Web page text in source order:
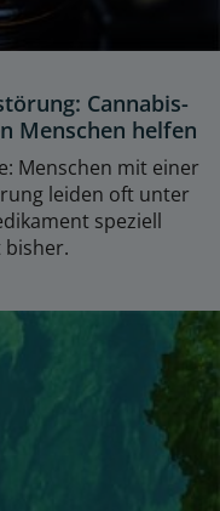
Cannabis-
Menschen helfen
Menschen mit einer
leiden oft unter
speziell
bisher.